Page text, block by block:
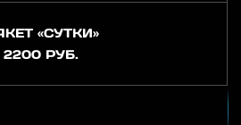
«СУТКИ»
2200 РУБ.